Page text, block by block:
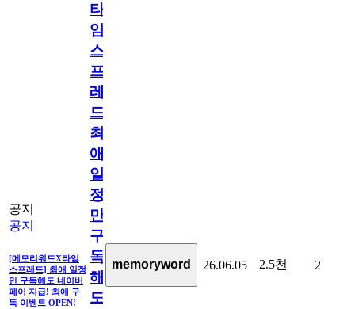
공지
공지
[메모리워드X타임
스프레드] 최애 일정
만 구독해도 네이버
페이 지급! 최애 구
독 이벤트 OPEN!
타
임
스
프
레
드]
최
애
일
정
만
구
독
해
도
memoryword 26.06.05 2.5천 2